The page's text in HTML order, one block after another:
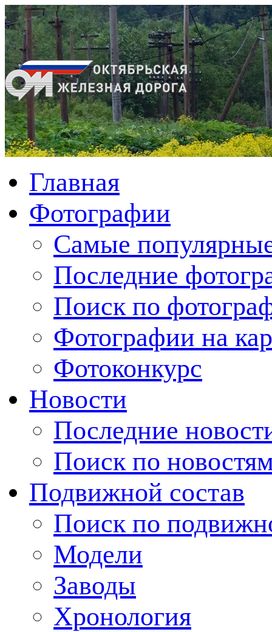
Главная
Фотографии
Cамые
Последние
Поиск по
Фотографии на
Фотоконкурс
Новости
Последние
Поиск по
Подвижной состав
Поиск по
Модели
Заводы
Хронология